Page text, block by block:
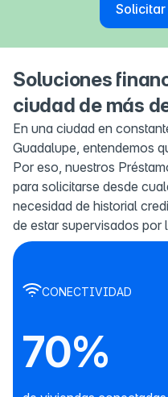
Soluciones
ciudad de más
En una ciudad en
Guadalupe, entendemos
Por eso, nuestros
para solicitarse desde
necesidad de historial
de estar supervisados por
CONECTIVIDAD
70%